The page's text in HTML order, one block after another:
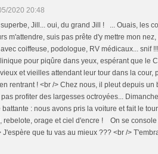
2020 20:48
Jill... oui, du grand Jill ! ... Ouais, les
m'attendre, suis pas prête d'y mettre mon
coiffeuse, podologue, RV médicaux... snif
pour piqûre dans yeux, espérant que le
et vieilles attendant leur tour dans la cour,
rentrant ! <br /> Chez nous, il pleut depuis un
profiter des largesses octroyées...
: nous avons pris la voiture et fait le
rebelote, orage et ciel d'encre ! On se
J'espère que tu vas au mieux ??? <br />